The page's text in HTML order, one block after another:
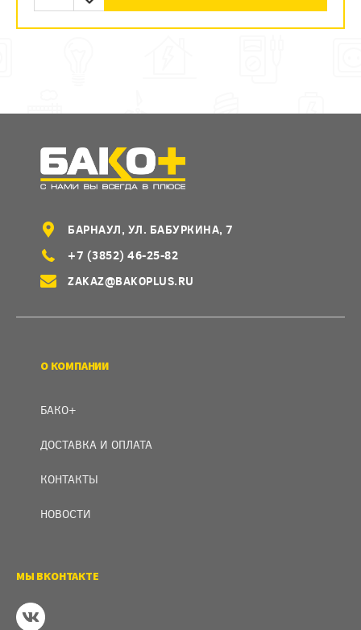
БАРНАУЛ, УЛ. БАБУРКИНА, 7
+7 (3852) 46-25-82
ZAKAZ@BAKOPLUS.RU
О КОМПАНИИ
БАКО+
ДОСТАВКА И ОПЛАТА
КОНТАКТЫ
НОВОСТИ
МЫ ВКОНТАКТЕ